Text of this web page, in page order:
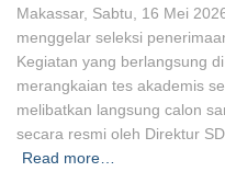
Makassar, Sabtu, 16 Mei
menggelar seleksi
Kegiatan yang berlangsung
merangkaian tes akademis
melibatkan langsung calon
secara resmi oleh Direktur
Read more…